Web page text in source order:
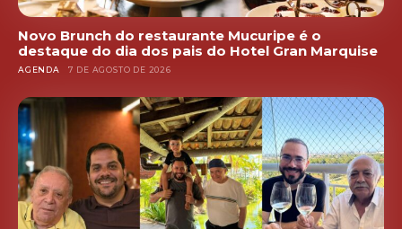
Novo Brunch do restaurante Mucuripe é o
destaque do dia dos pais do Hotel Gran Marquise
AGENDA 7 DE AGOSTO DE 2026